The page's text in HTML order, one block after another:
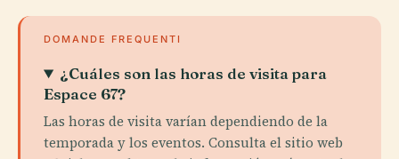
DOMANDE FREQUENTI
¿Cuáles son las horas de visita para
Espace 67?
Las horas de visita varían dependiendo de la
temporada y los eventos. Consulta el sitio web